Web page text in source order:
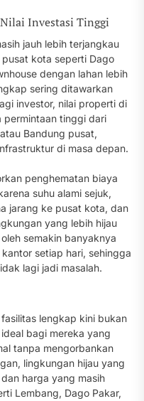
Investasi Tinggi
jauh lebih terjangkau
kota seperti Dago
dengan lahan lebih
sering ditawarkan
investor, nilai properti di
permintaan tinggi dari
Bandung pusat,
di masa depan.
penghematan biaya
suhu alami sejuk,
jarang ke pusat kota, dan
yang lebih hijau
semakin banyaknya
setiap hari, sehingga
lagi jadi masalah.
lengkap kini bukan
bagi mereka yang
tanpa mengorbankan
lingkungan hijau yang
harga yang masih
Lembang, Dago Pakar,